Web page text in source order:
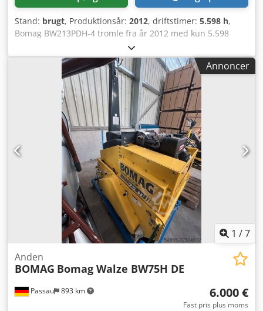
Stand: brugt, Produktionsår: 2012, driftstimer: 5.598 h,
Bomag BW213PDH-4 tromle fra år 2012 med kun 5.598
driftstimer! ----* Fabrikat: Bomag * Model: BW213PDH-4 *
Årgang: 2012 * Læste driftstimer: ca. 5.598 * Driftvægt:
13.100 kg * A/C - klimaanlæg * Tysk maskine * 119 kW *
Deutz dieselmotor * Flere billeder og video tilgængelige
ved forespørgsel * Pris: 39.900 euro, netto + 19% moms ----
For yderligere spørgsmål, ring venligst: Erik Kortum:
WhatsApp Kai Kortum: WhatsApp Alle oplysninger er uden
garanti; der tages forbehold for fejl og mellemsalg.
Dcedeyt Uirjpfx Abxsk
Annoncer
1 /7
Passau 893 km
Anden
BOMAG Bomag Walze BW75H DE
6.000 €
Fast pris plus moms